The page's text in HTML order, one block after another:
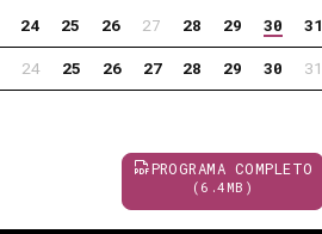
24 25 26 27 28 29 30 31
24 25 26 27 28 29 30 31
PROGRAMA COMPLETO
(6.4MB)